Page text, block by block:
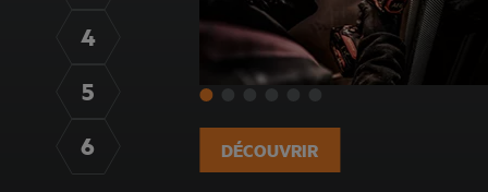
4
5
6
DÉCOUVRIR